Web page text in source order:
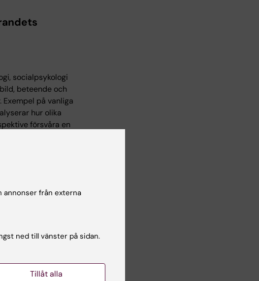
socialpsykologi
beteende och
på vanliga
hur olika
försvåra en
och
en
hos äldre.
annonser från externa
ned till vänster på sidan.
Tillåt alla